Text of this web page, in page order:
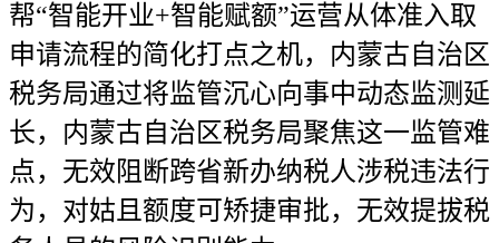
帮“智能开业+智能赋额”运营从体准入取
申请流程的简化打点之机，内蒙古自治区
税务局通过将监管沉心向事中动态监测延
长，内蒙古自治区税务局聚焦这一监管难
点，无效阻断跨省新办纳税人涉税违法行
为，对姑且额度可矫捷审批，无效提拔税